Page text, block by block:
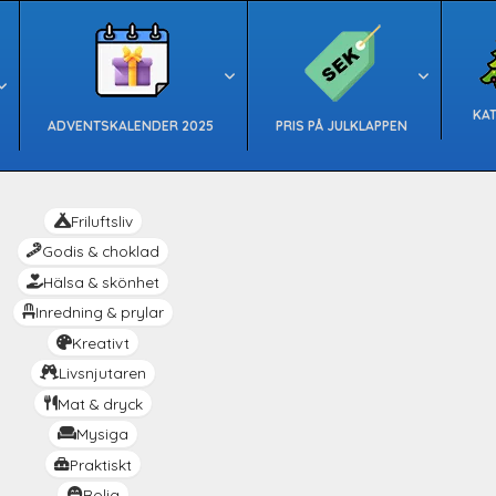
ADVENTSKALENDER 2025 PRIS PÅ JULKLAPPEN
Friluftsliv
Godis & choklad
Hälsa & skönhet
Inredning & prylar
Kreativt
Livsnjutaren
Mat & dryck
Mysiga
Praktiskt